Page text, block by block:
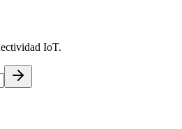
IoT.